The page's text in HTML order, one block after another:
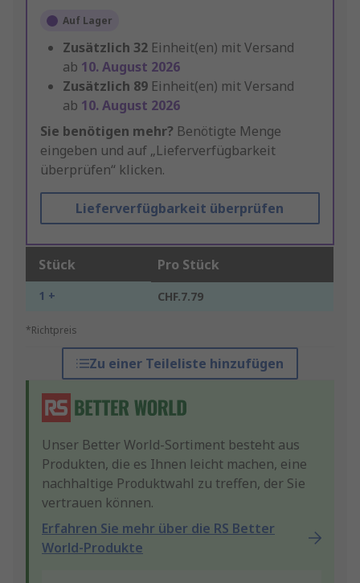
Auf Lager
Zusätzlich 32 Einheit(en) mit Versand
ab 10. August 2026
Zusätzlich 89 Einheit(en) mit Versand
ab 10. August 2026
Sie benötigen mehr? Benötigte Menge
eingeben und auf „Lieferverfügbarkeit
überprüfen“ klicken.
Lieferverfügbarkeit überprüfen
Stück Pro Stück
1 + CHF.7.79
*Richtpreis
Zu einer Teileliste hinzufügen
Unser Better World-Sortiment besteht aus
Produkten, die es Ihnen leicht machen, eine
nachhaltige Produktwahl zu treffen, der Sie
vertrauen können.
Erfahren Sie mehr über die RS Better
World-Produkte